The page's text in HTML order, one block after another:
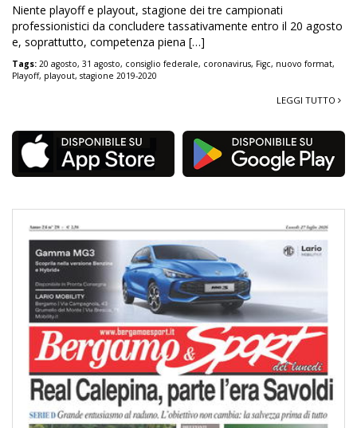
Niente playoff e playout, stagione dei tre campionati
professionistici da concludere tassativamente entro il 20 agosto
e, soprattutto, competenza piena […]
Tags: 20 agosto, 31 agosto, consiglio federale, coronavirus, Figc, nuovo format,
Playoff, playout, stagione 2019-2020
LEGGI TUTTO